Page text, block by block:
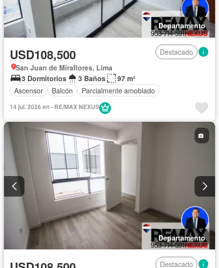
Departamento
USD108,500
Destacado
San Juan de Miraflores, Lima
3 Dormitorios
3 Baños
97 m²
Ascensor
Balcón Parcialmente amoblado
14 jul. 2026 en - RE/MAX NEXUS
Departamento
Destacado